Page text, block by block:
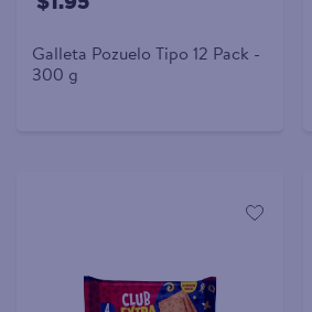
Galleta Pozuelo Tipo 12 Pack -
300 g